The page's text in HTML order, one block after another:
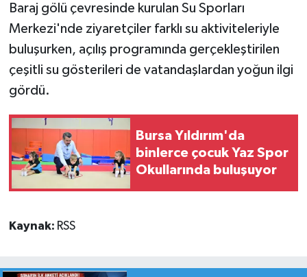
Baraj gölü çevresinde kurulan Su Sporları
Merkezi'nde ziyaretçiler farklı su aktiviteleriyle
buluşurken, açılış programında gerçekleştirilen
çeşitli su gösterileri de vatandaşlardan yoğun ilgi
gördü.
Bursa Yıldırım'da
binlerce çocuk Yaz Spor
Okullarında buluşuyor
Kaynak: RSS